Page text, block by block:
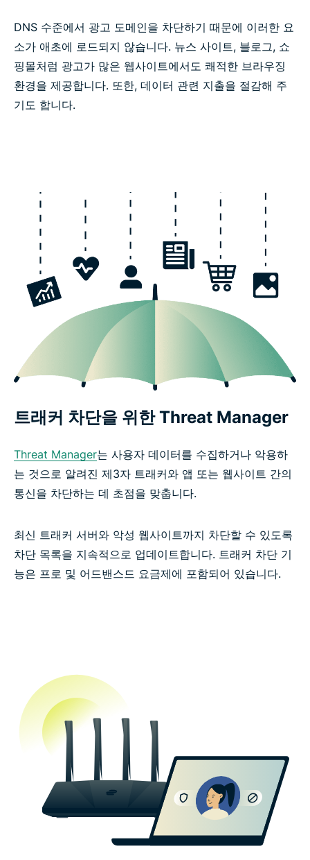
DNS 수준에서 광고 도메인을 차단하기 때문에 이러한 요
소가 애초에 로드되지 않습니다. 뉴스 사이트, 블로그, 쇼
핑몰처럼 광고가 많은 웹사이트에서도 쾌적한 브라우징
환경을 제공합니다. 또한, 데이터 관련 지출을 절감해 주
기도 합니다.
트래커 차단을 위한 Threat Manager
Threat Manager는 사용자 데이터를 수집하거나 악용하
는 것으로 알려진 제3자 트래커와 앱 또는 웹사이트 간의
통신을 차단하는 데 초점을 맞춥니다.
최신 트래커 서버와 악성 웹사이트까지 차단할 수 있도록
차단 목록을 지속적으로 업데이트합니다. 트래커 차단 기
능은 프로 및 어드밴스드 요금제에 포함되어 있습니다.